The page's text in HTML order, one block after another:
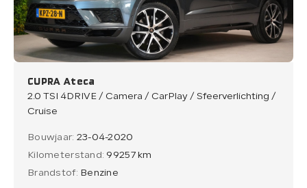
CUPRA Ateca
2.0 TSI 4DRIVE / Camera / CarPlay / Sfeerverlichting /
Cruise
Bouwjaar: 23-04-2020
Kilometerstand: 99257 km
Brandstof: Benzine